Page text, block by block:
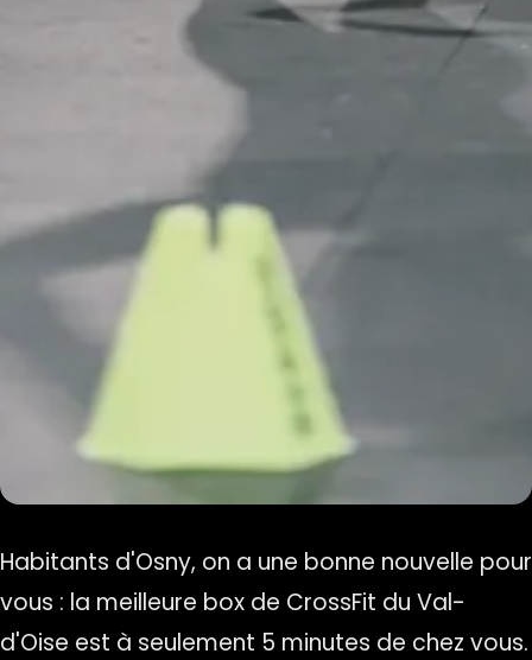
Habitants d'Osny, on a une bonne nouvelle pour
vous : la meilleure box de CrossFit du Val-
d'Oise est à seulement 5 minutes de chez vous.